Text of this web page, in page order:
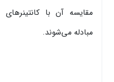
مقایسه آن با
مبادله می‌شوند.